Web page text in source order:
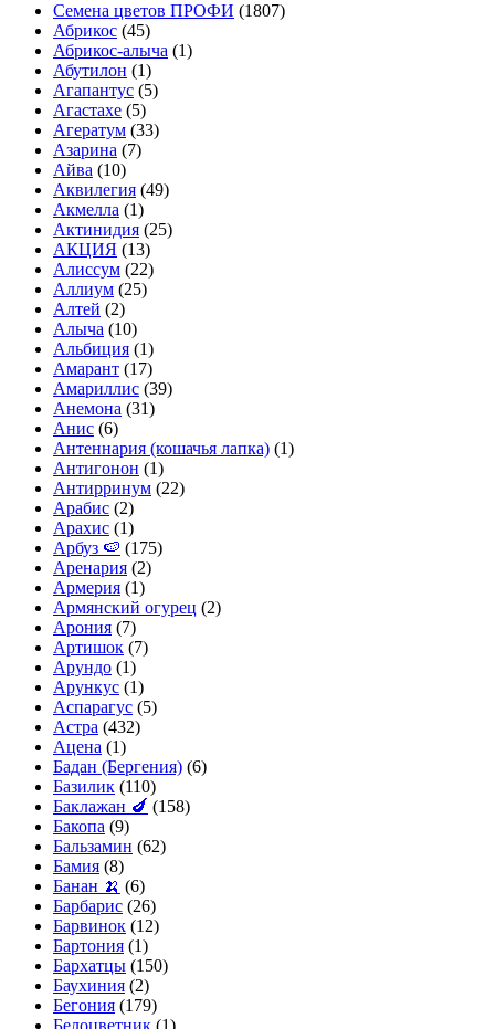
Cемена цветов ПРОФИ (1807)
Абрикос (45)
Абрикос-алыча (1)
Абутилон (1)
Агапантус (5)
Агастахе (5)
Агератум (33)
Азарина (7)
Айва (10)
Аквилегия (49)
Акмелла (1)
Актинидия (25)
АКЦИЯ (13)
Алиссум (22)
Аллиум (25)
Алтей (2)
Алыча (10)
Альбиция (1)
Амарант (17)
Амариллис (39)
Анемона (31)
Анис (6)
Антеннария (кошачья лапка) (1)
Антигонон (1)
Антирринум (22)
Арабис (2)
Арахис (1)
Арбуз 🍉 (175)
Аренария (2)
Армерия (1)
Армянский огурец (2)
Арония (7)
Артишок (7)
Арундо (1)
Арункус (1)
Аспарагус (5)
Астра (432)
Ацена (1)
Бадан (Бергения) (6)
Базилик (110)
Баклажан 🍆 (158)
Бакопа (9)
Бальзамин (62)
Бамия (8)
Банан 🍌 (6)
Барбарис (26)
Барвинок (12)
Бартония (1)
Бархатцы (150)
Баухиния (2)
Бегония (179)